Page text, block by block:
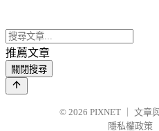
推薦文章
關閉搜尋
© 2026 PIXNET
文章
隱私權政策